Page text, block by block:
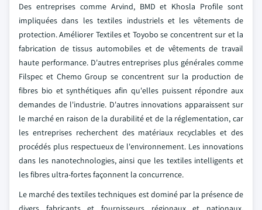
Des entreprises comme Arvind, BMD et Khosla Profile sont
impliquées dans les textiles industriels et les vêtements de
protection. Améliorer Textiles et Toyobo se concentrent sur et la
fabrication de tissus automobiles et de vêtements de travail
haute performance. D'autres entreprises plus générales comme
Filspec et Chemo Group se concentrent sur la production de
fibres bio et synthétiques afin qu'elles puissent répondre aux
demandes de l'industrie. D'autres innovations apparaissent sur
le marché en raison de la durabilité et de la réglementation, car
les entreprises recherchent des matériaux recyclables et des
procédés plus respectueux de l'environnement. Les innovations
dans les nanotechnologies, ainsi que les textiles intelligents et
les fibres ultra-fortes façonnent la concurrence.
Le marché des textiles techniques est dominé par la présence de